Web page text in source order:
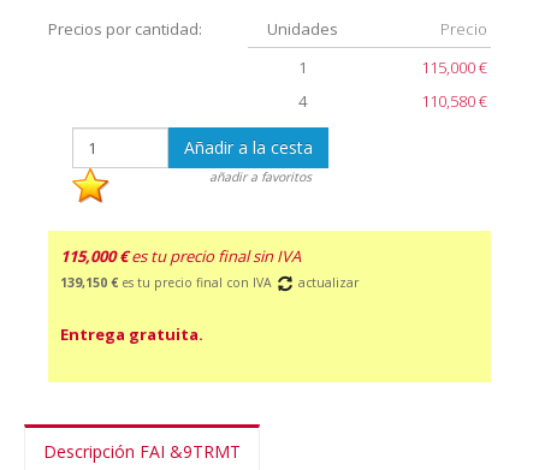
Precios por cantidad:
Unidades
Precio
1
115,000 €
4
110,580 €
Añadir a la cesta
añadir a favoritos
115,000 € es tu precio final sin IVA
139,150 € es tu precio final con IVA actualizar
Entrega gratuita.
Descripción FAI &9TRMT